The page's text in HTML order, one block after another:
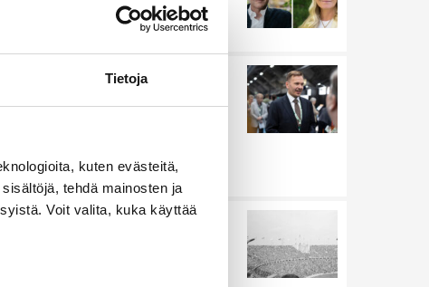
Tietoja
kuten evästeitä,
tehdä mainosten ja
Voit valita, kuka käyttää
Marit on kruununprinsessa?
3.8.2026 21:46
Keskustan Siika-aho kertoo,
Uutiset
Harva tajusi Hitlerin